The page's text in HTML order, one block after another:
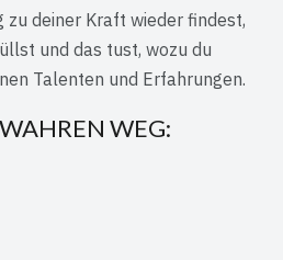
zu deiner Kraft wieder findest,
und das tust, wozu du
Talenten und Erfahrungen.
WEG: